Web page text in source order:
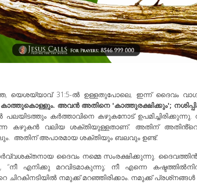
യെശയ്യാവ് 31:5-ൽ ഉള്ളതുപോലെ, ഇന്ന് ദൈവം
അവൻ അതിനെ 'കാത്തുരക്ഷിക്കും';
കർത്താവിനെ കഴുകനോട് ഉപമിച്ചിരിക്കുന്നു.
കഴുകൻ വലിയ ശക്തിയുള്ളതാണ്. അതിന്
അതിന് അപാരമായ ശക്തിയും ബലവും ഉണ്ട്.
ദൈവം നമ്മെ സംരക്ഷിക്കുന്നു. ദൈവത്തിൻ്റെ
എനിക്കു മറവിടമാകുന്നു; നീ എന്നെ
നമുക്ക് മറഞ്ഞിരിക്കാം. നമുക്ക്